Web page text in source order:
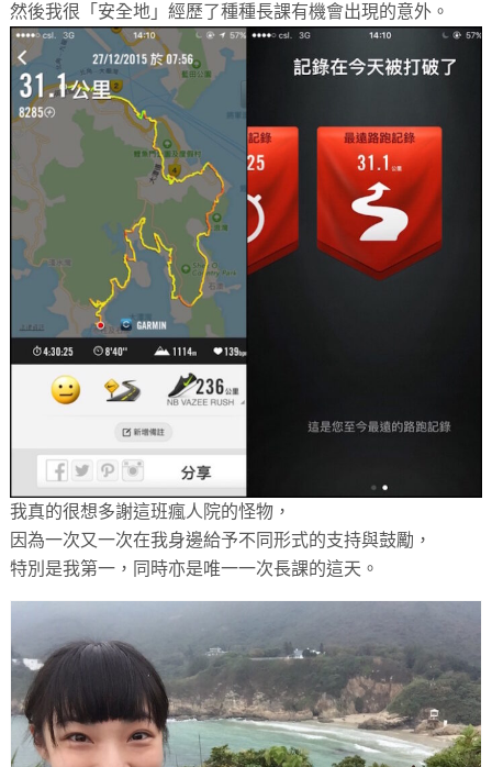
然後我很「安全地」經歷了種種長課有機會出現的意外。
我真的很想多謝這班瘋人院的怪物，
因為一次又一次在我身邊給予不同形式的支持與鼓勵，
特別是我第一，同時亦是唯一一次長課的這天。